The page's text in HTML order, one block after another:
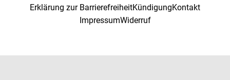
Erklärung zur BarrierefreiheitKündigungKontakt
ImpressumWiderruf